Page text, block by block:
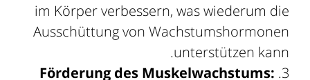
im Körper verbessern, was wiederum die
Ausschüttung von Wachstumshormonen
unterstützen kann.
Förderung des Muskelwachstums: